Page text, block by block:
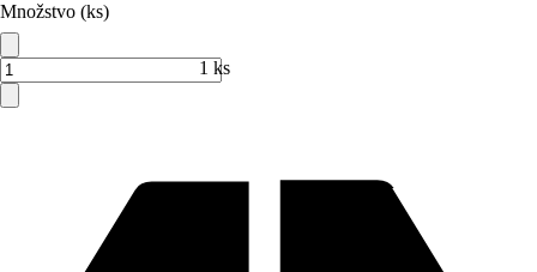
Množstvo (ks)
1 ks